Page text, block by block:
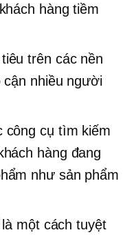
hàng tiềm
trên các nền
cận nhiều người
công cụ tìm kiếm
hàng đang
như sản phẩm
một cách tuyệt